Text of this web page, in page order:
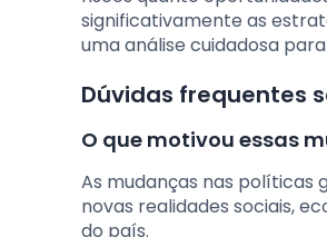
significativamente as
uma análise cuidadosa
Dúvidas frequentes
O que motivou essas
As mudanças nas políticas
novas realidades sociais,
do país.